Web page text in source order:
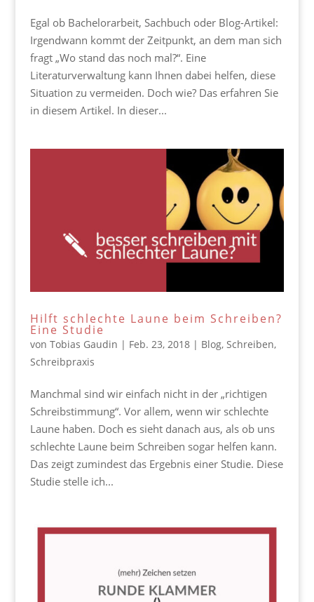
Egal ob Bachelorarbeit, Sachbuch oder Blog-Artikel:
Irgendwann kommt der Zeitpunkt, an dem man sich
fragt „Wo stand das noch mal?“. Eine
Literaturverwaltung kann Ihnen dabei helfen, diese
Situation zu vermeiden. Doch wie? Das erfahren Sie
in diesem Artikel. In dieser...
Hilft schlechte Laune beim Schreiben?
Eine Studie
von Tobias Gaudin | Feb. 23, 2018| Blog, Schreiben,
Schreibpraxis
Manchmal sind wir einfach nicht in der „richtigen
Schreibstimmung“. Vor allem, wenn wir schlechte
Laune haben. Doch es sieht danach aus, als ob uns
schlechte Laune beim Schreiben sogar helfen kann.
Das zeigt zumindest das Ergebnis einer Studie. Diese
Studie stelle ich...